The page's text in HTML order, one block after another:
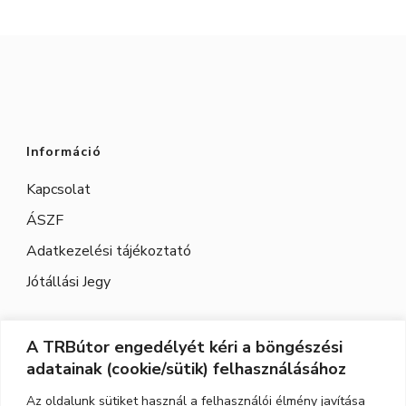
A TRBútor engedélyét kéri a böngészési
adatainak (cookie/sütik) felhasználásához
Az oldalunk sütiket használ a felhasználói élmény javítása
Információ
Kapcsolat
ÁSZF
Adatkezelési tájékoztató
Jótállási Jegy
Elérhetőség
Cím: 3526 Miskolc, Szeles utca 71.